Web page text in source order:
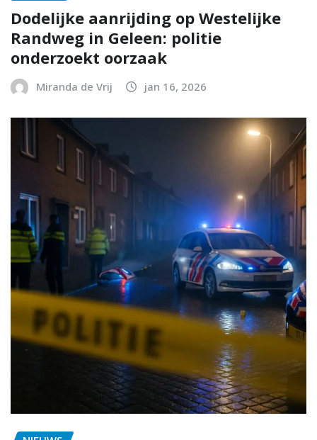
Dodelijke aanrijding op Westelijke
Randweg in Geleen: politie
onderzoekt oorzaak
Miranda de Vrij jan 16, 2026